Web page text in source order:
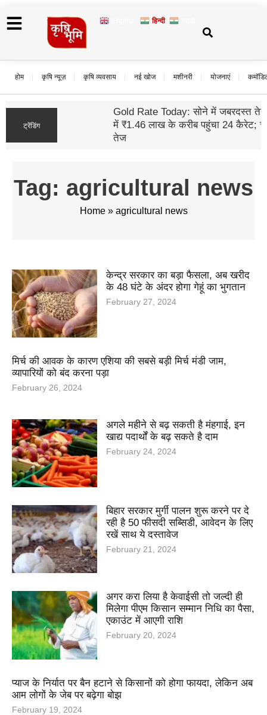
हिन्दी
होम कृषि न्यूज़ कृषि व्यवसाय नई खोज मशीनरी योजनाएं
ट्रेंडिंग
Gold Rate Today: सोने में जबरदस्त तेजी, दिल्ली
में ₹1.46 लाख के करीब पहुंचा 24 कैरेट; चांदी भी हुई
Tag: agricultural news
Home» agricultural news
केन्द्र सरकार का बड़ा फैसला, अब खरीद
के 48 घंटे के अंदर होगा गेहूं का भुगतान
February 27, 2024
मिर्च की आवक के कारण एशिया की सबसे बड़ी मिर्च मंडी जाम,
व्यापारियों को बंद करना पड़ा
February 26, 2024
अगले महीने से बढ़ सकती है मंहगाई, इन
खाद्य पदार्थों के बढ़ सकते है दाम
February 24, 2024
बिहार सरकार मुर्गी पालन शुरू करने पर दे
रही है 50 फीसदी सब्सिडी, आवेदन के लिए
रखें साथ ये दस्तावेज
February 21, 2024
अगर करा लिया है केवाईसी तो जल्दी ही
मिलेगा पीएम किसान सम्मान निधि का पैसा,
एकाउंट में आएगी राशि
February 20, 2024
प्याज के निर्यात पर बैन हटाने से किसानों को होगा फायदा, लेकिन अब
आम लोगों के जेब पर बढ़ेगा बोझ
February 19, 2024